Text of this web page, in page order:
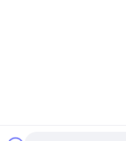
Taichuanyuan Construction